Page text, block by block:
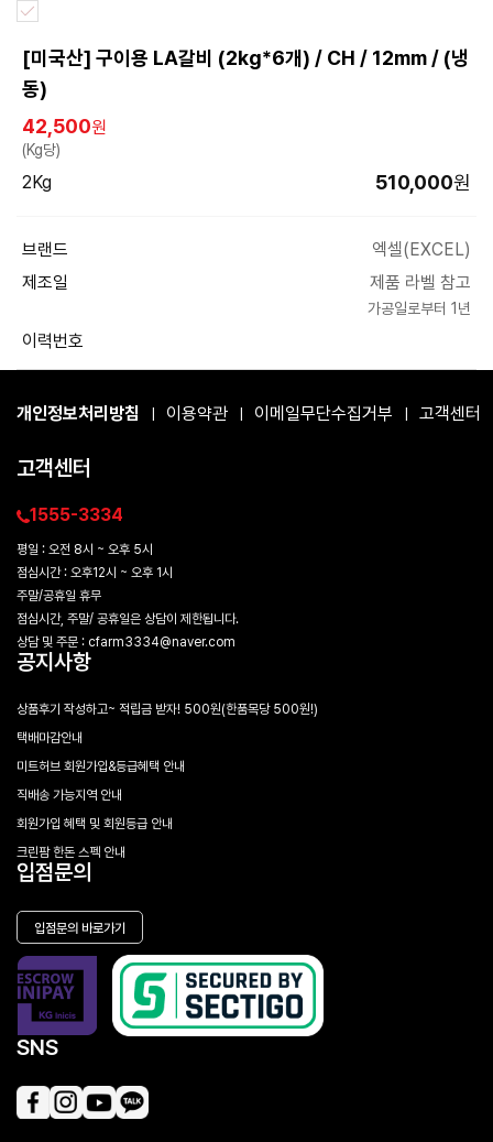
[미국산] 구이용 LA갈비 (2kg*6개) / CH / 12mm / (냉
동)
브랜드
엑셀(EXCEL)
제조일
제품 라벨 참고
가공일로부터 1년
이력번호
42,500원
(Kg당)
2Kg 510,000원
개인정보처리방침 이용약관 이메일무단수집거부 고객센터
고객센터
1555-3334
평일 : 오전 8시 ~ 오후 5시
점심시간 : 오후12시 ~ 오후 1시
주말/공휴일 휴무
점심시간, 주말/ 공휴일은 상담이 제한됩니다.
상담 및 주문 : cfarm3334@naver.com
공지사항
상품후기 작성하고~ 적립금 받자! 500원(한품목당 500원!)
택배마감안내
미트허브 회원가입&등급혜택 안내
직배송 가능지역 안내
회원가입 혜택 및 회원등급 안내
크린팜 한돈 스펙 안내
입점문의
입점문의 바로가기
SNS